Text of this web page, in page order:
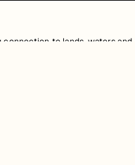
to lands, waters